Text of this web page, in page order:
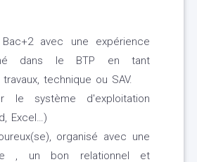
avec une expérience
dans le BTP en tant
technique ou SAV.
le système d'exploitation
Excel…)
organisé avec une
, un bon relationnel et